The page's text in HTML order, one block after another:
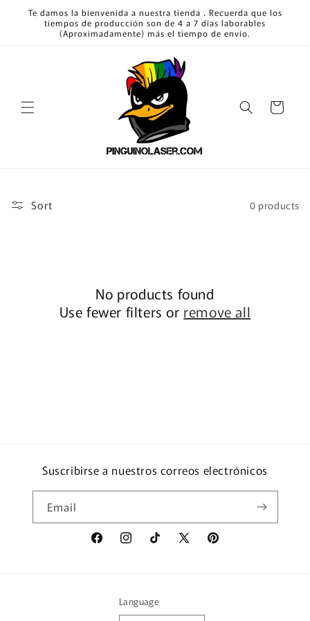
Skip to
content
Te damos la bienvenida a nuestra tienda . Recuerda que los
tiempos de producción son de 4 a 7 días laborables
(Aproximadamente) más el tiempo de envío.
Cart
Sort 0 products
No products found
Use fewer filters or remove all
Suscribirse a nuestros correos electrónicos
Email
FacebookInstagramTikTok
X
Pinterest
Language